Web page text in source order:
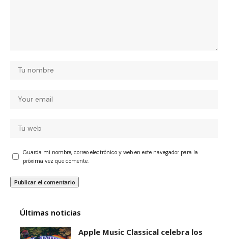
Guarda mi nombre, correo electrónico y web en este navegador para la
próxima vez que comente.
Últimas noticias
Apple Music Classical celebra los